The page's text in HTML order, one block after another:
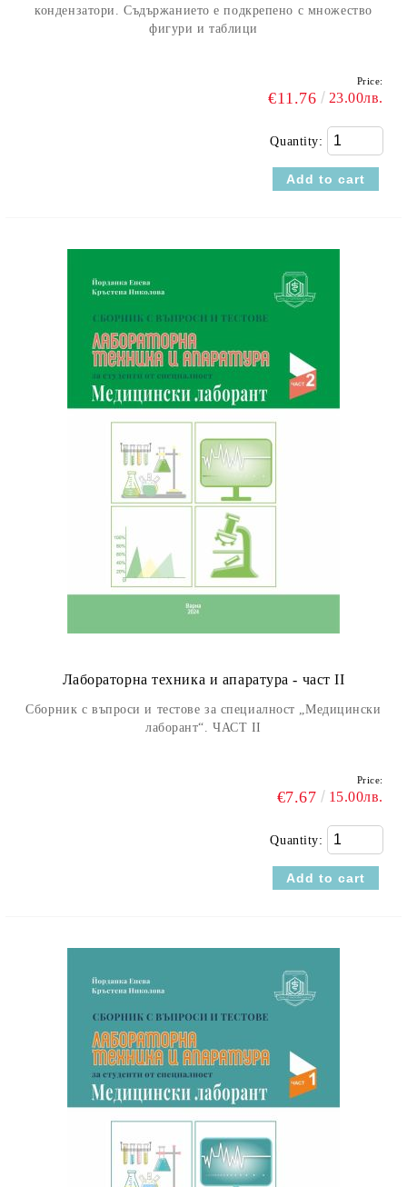
кондензатори. Съдържанието е подкрепено с множество
фигури и таблици
Price:
€11.76 23.00лв.
Quantity:
Лабораторна техника и апаратура - част II
Сборник с въпроси и тестове за специалност „Медицински
лаборант“. ЧАСТ II
Price:
€7.67 15.00лв.
Quantity: